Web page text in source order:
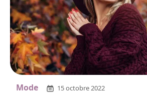
Mode 15 octobre 2022